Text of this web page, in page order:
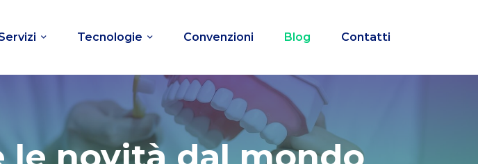
Tecnologie Convenzioni Blog Contatti